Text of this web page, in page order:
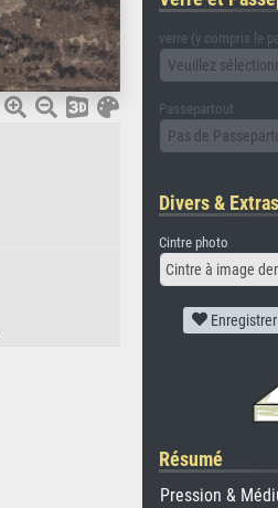
verre (y compris le
Veuillez
Passepartout
Pas de
Divers & Extras
Cintre photo
Cintre à image
Résumé
Pression &